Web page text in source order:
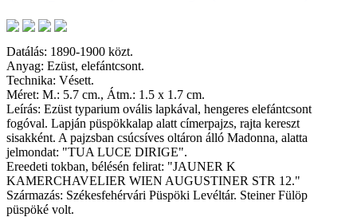
Datálás: 1890-1900 közt.
Anyag: Ezüst, elefántcsont.
Technika: Vésett.
Méret: M.: 5.7 cm., Átm.: 1.5 x 1.7 cm.
Leírás: Ezüst typarium ovális lapkával, hengeres elefántcsont
fogóval. Lapján püspökkalap alatt címerpajzs, rajta kereszt
sisakként. A pajzsban csúcsíves oltáron álló Madonna, alatta
jelmondat: "TUA LUCE DIRIGE".
Ereedeti tokban, bélésén felirat: "JAUNER K
KAMERCHAVELIER WIEN AUGUSTINER STR 12."
Származás: Székesfehérvári Püspöki Levéltár. Steiner Fülöp
püspöké volt.